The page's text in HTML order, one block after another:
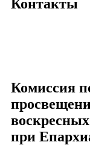
Контакты
Комиссия
при